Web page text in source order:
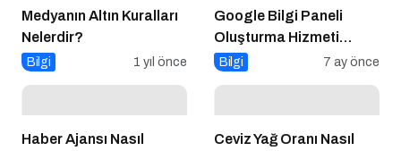
Medyanın Altın Kuralları
Nelerdir?
Bilgi 1 yıl önce
Google Bilgi Paneli
Oluşturma Hizmeti
Nedir?
Bilgi 7 ay önce
Haber Ajansı Nasıl
Ceviz Yağ Oranı Nasıl